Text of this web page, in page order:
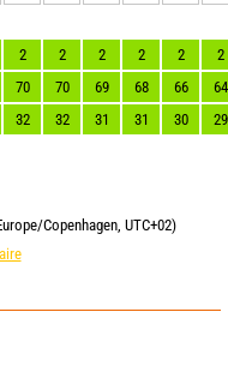
2 2 2 2 2
2
70 70 69 68 66
64
32 32 31 31 30 29
Copenhagen, UTC+02)